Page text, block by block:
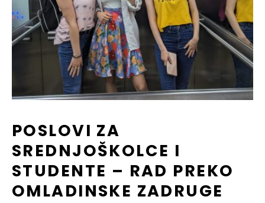
POSLOVI ZA
SREDNJOŠKOLCE I
STUDENTE – RAD PREKO
OMLADINSKE ZADRUGE